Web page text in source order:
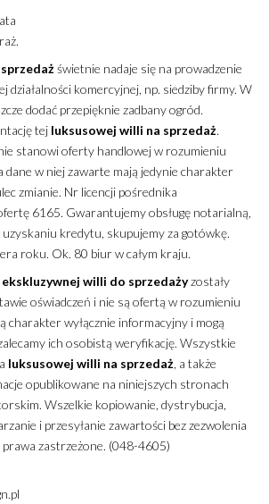
świetnie nadaje się na prowadzenie
działalności komercyjnej, np. siedziby firmy. W
dodać przepięknie zadbany ogród.
tej luksusowej willi na sprzedaż.
stanowi oferty handlowej w rozumieniu
dane w niej zawarte mają jedynie charakter
zmianie. Nr licencji pośrednika
6165. Gwarantujemy obsługę notarialną,
uzyskaniu kredytu, skupujemy za gotówkę.
roku. Ok. 80 biur w całym kraju.
ekskluzywnej willi do sprzedażyzostały
oświadczeń i nie są ofertą w rozumieniu
charakter wyłącznie informacyjny i mogą
ich osobistą weryfikację. Wszystkie
luksusowej willi na sprzedaż, a także
opublikowane na niniejszych stronach
Wszelkie kopiowanie, dystrybucja,
i przesyłanie zawartości bez zezwolenia
zastrzeżone. (048-4605)